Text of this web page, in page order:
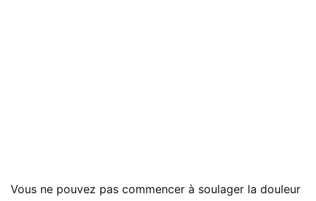
Vous ne pouvez pas commencer à soulager la douleur